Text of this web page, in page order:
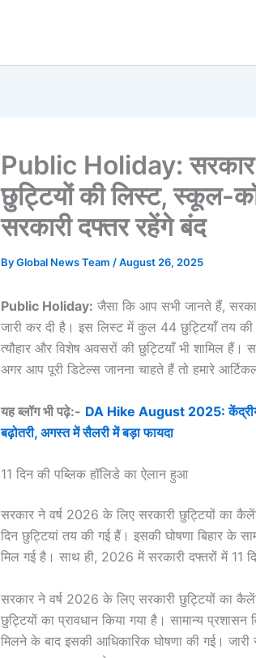
Public Holiday: सरकार
छुट्टियों की लिस्ट,
सरकारी दफ्तर रहेंगे बंद
ByGlobal News Team /August 26, 2025
Public Holiday: जैसा कि आप सभी जानते हैं,
जारी कर दी है। इस लिस्ट में कुल 44 छुट्टियाँ तय
त्यौहार और विशेष अवसरों की छुट्टियाँ भी शामिल
अगर आप पूरी डिटेल्स जानना चाहते हैं तो हमारे
यह ब्लॉग भी पढ़े:- DA Hike August 2025: केंद्रीय
बढ़ोतरी, अगस्त में सैलरी में बड़ा फायदा
11 दिन की पब्लिक हॉलिडे का ऐलान हुआ
सरकार ने वर्ष 2026 के लिए सरकारी छुट्टियों का
दिन छुट्टियां तय की गई हैं। इसकी घोषणा बिहार के
मिल गई है। साथ ही, 2026 में सरकारी दफ्तरों में 11
सरकार ने वर्ष 2026 के लिए सरकारी छुट्टियों का
छुट्टियों का प्रावधान किया गया है। सामान्य
मिलने के बाद इसकी आधिकारिक घोषणा की गई।